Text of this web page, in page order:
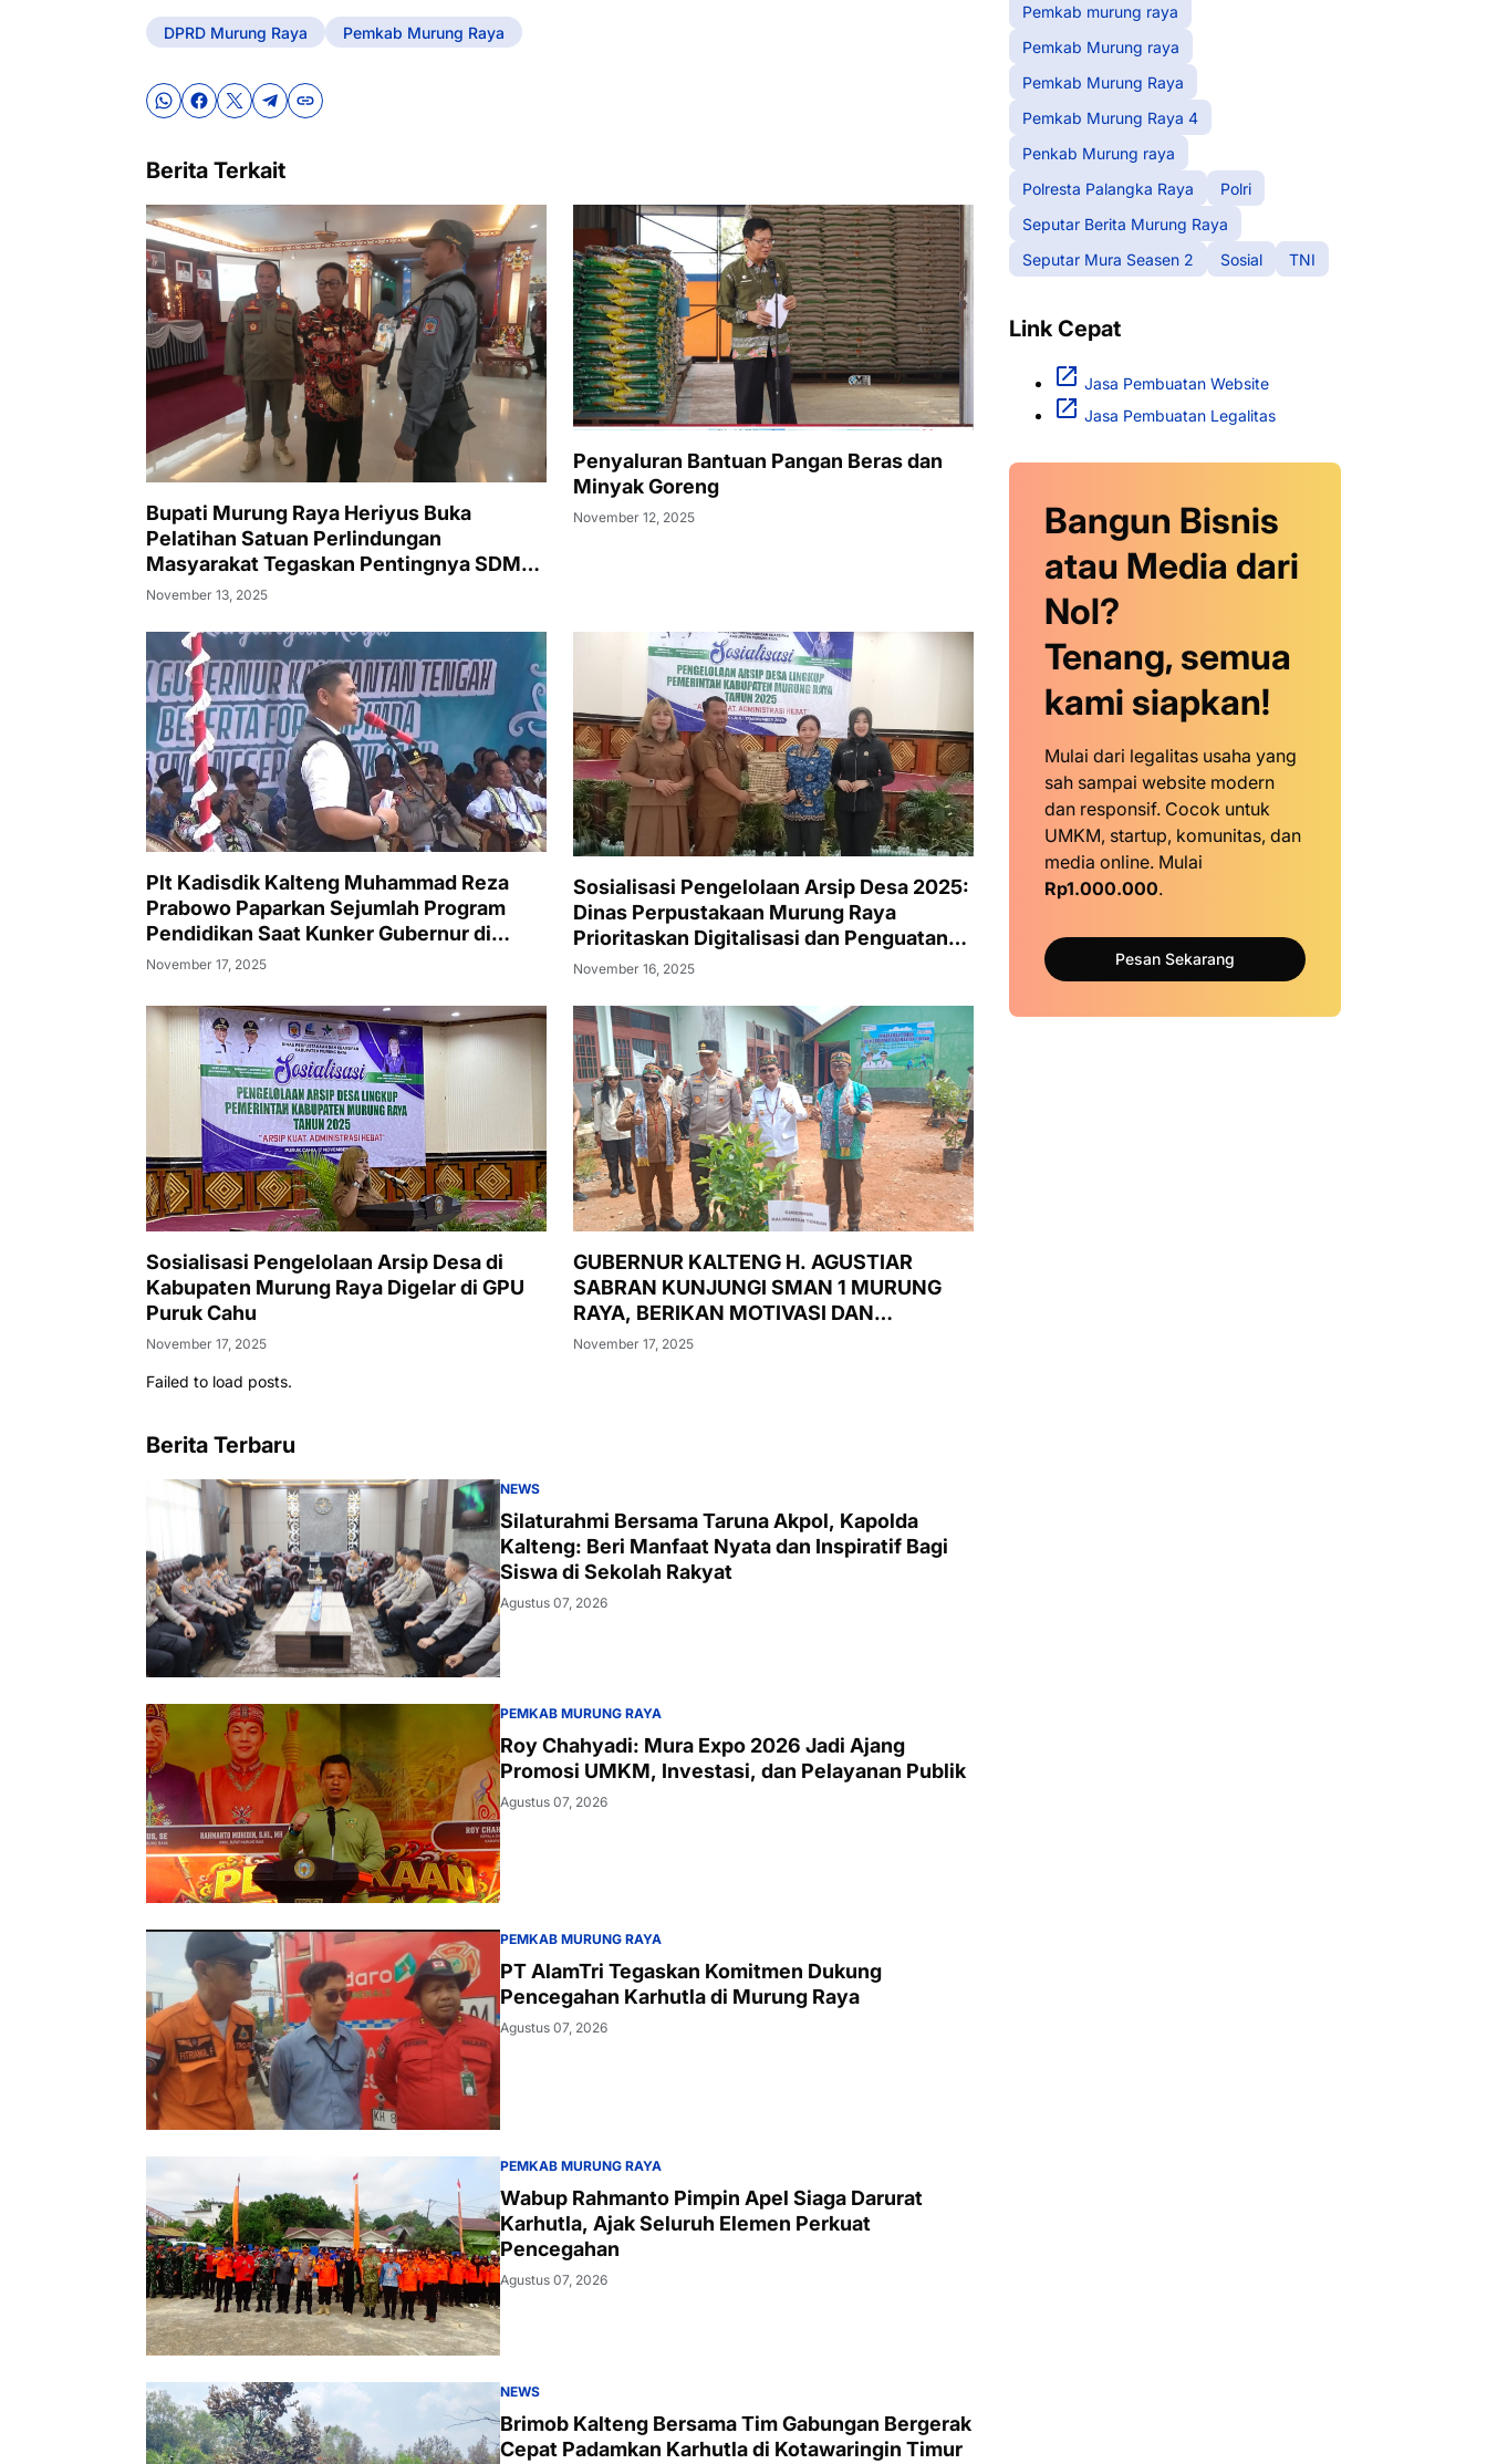
DPRD Murung Raya Pemkab Murung Raya
Berita Terkait
Bupati Murung Raya Heriyus Buka
Pelatihan Satuan Perlindungan
Masyarakat Tegaskan Pentingnya SDM
Tangguh dan Profesional Hadapi
November 13, 2025
Penyaluran Bantuan Pangan Beras dan
Minyak Goreng
November 12, 2025
Plt Kadisdik Kalteng Muhammad Reza
Prabowo Paparkan Sejumlah Program
Pendidikan Saat Kunker Gubernur di
SMAN 1 Puruk Cahu
November 17, 2025
Sosialisasi Pengelolaan Arsip Desa 2025:
Dinas Perpustakaan Murung Raya
Prioritaskan Digitalisasi dan Penguatan
Literasi Desa
November 16, 2025
Sosialisasi Pengelolaan Arsip Desa di
Kabupaten Murung Raya Digelar di GPU
Puruk Cahu
November 17, 2025
GUBERNUR KALTENG H. AGUSTIAR
SABRAN KUNJUNGI SMAN 1 MURUNG
RAYA, BERIKAN MOTIVASI DAN
LUNCURKAN PASAR MURAH,
November 17, 2025
Failed to load posts.
Berita Terbaru
NEWS
Silaturahmi Bersama Taruna Akpol, Kapolda
Kalteng: Beri Manfaat Nyata dan Inspiratif Bagi
Siswa di Sekolah Rakyat
Agustus 07, 2026
PEMKAB MURUNG RAYA
Roy Chahyadi: Mura Expo 2026 Jadi Ajang
Promosi UMKM, Investasi, dan Pelayanan Publik
Agustus 07, 2026
PEMKAB MURUNG RAYA
PT AlamTri Tegaskan Komitmen Dukung
Pencegahan Karhutla di Murung Raya
Agustus 07, 2026
PEMKAB MURUNG RAYA
Wabup Rahmanto Pimpin Apel Siaga Darurat
Karhutla, Ajak Seluruh Elemen Perkuat
Pencegahan
Agustus 07, 2026
NEWS
Brimob Kalteng Bersama Tim Gabungan Bergerak
Cepat Padamkan Karhutla di Kotawaringin Timur
Pemkab murung raya
Pemkab Murung raya
Pemkab Murung Raya
Pemkab Murung Raya 4
Penkab Murung raya
Polresta Palangka Raya
Polri
Seputar Berita Murung Raya
Seputar Mura Seasen 2
Sosial TNI
Link Cepat
Jasa Pembuatan Website
Jasa Pembuatan Legalitas
Bangun Bisnis
atau Media dari
Nol?
Tenang, semua
kami siapkan!
Mulai dari legalitas usaha yang
sah sampai website modern
dan responsif. Cocok untuk
UMKM, startup, komunitas, dan
media online. Mulai
Rp1.000.000.
Pesan Sekarang